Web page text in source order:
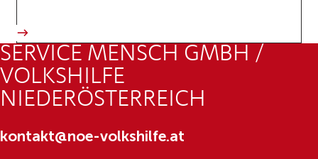
SERVICE MENSCH GMBH /
VOLKSHILFE
NIEDERÖSTERREICH
kontakt@noe-volkshilfe.at